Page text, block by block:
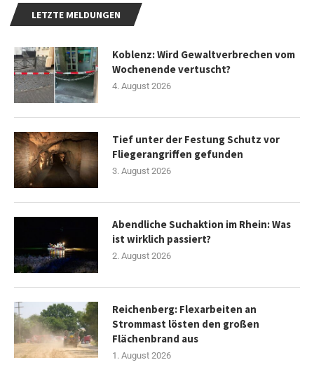
LETZTE MELDUNGEN
Koblenz: Wird Gewaltverbrechen vom
Wochenende vertuscht?
4. August 2026
Tief unter der Festung Schutz vor
Fliegerangriffen gefunden
3. August 2026
Abendliche Suchaktion im Rhein: Was
ist wirklich passiert?
2. August 2026
Reichenberg: Flexarbeiten an
Strommast lösten den großen
Flächenbrand aus
1. August 2026